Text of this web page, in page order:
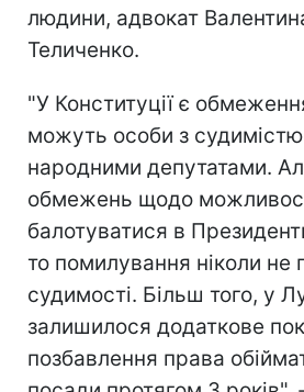
людини, адвокат
Теличенко.
"У Конституції є
можуть особи з судимістю
народними депутатами.
обмежень щодо
балотуватися в
то помилування ніколи не
судимості. Більш того, у
залишилося додаткове
позбавлення права